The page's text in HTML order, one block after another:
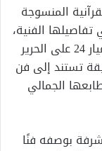
المنسوجة
الفنية،
حيث تطرز بأسلاك الفضة المطلية بالذهب عيار 24 على الحرير
تستند إلى فن
الجمالي
بوصفه فنًا